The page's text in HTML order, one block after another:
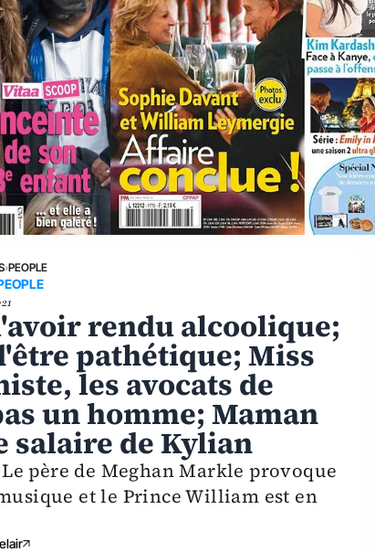
›PEOPLE
rendu alcoolique;
pathétique; Miss
les avocats de
un homme; Maman
salaire de Kylian
père de Meghan Markle provoque
et le Prince William est en